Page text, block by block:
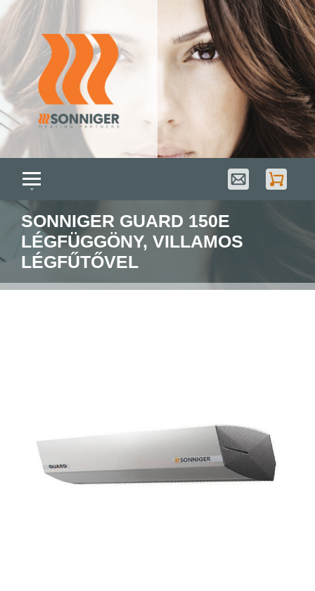
SONNIGER GUARD 150E
LÉGFÜGGÖNY, VILLAMOS
LÉGFŰTŐVEL